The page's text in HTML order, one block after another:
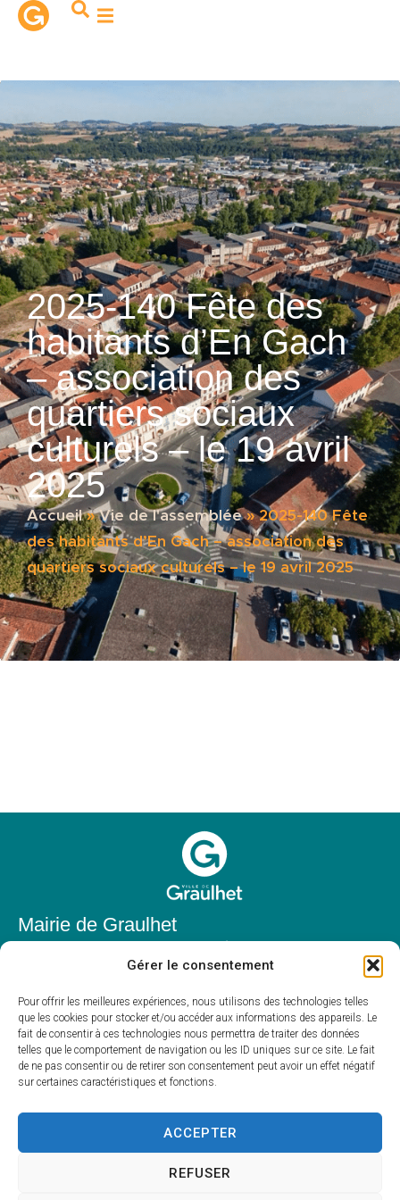
Gérer le consentement
Pour offrir les meilleures expériences, nous utilisons des technologies telles
que les cookies pour stocker et/ou accéder aux informations des appareils. Le
fait de consentir à ces technologies nous permettra de traiter des données
telles que le comportement de navigation ou les ID uniques sur ce site. Le fait
de ne pas consentir ou de retirer son consentement peut avoir un effet négatif
sur certaines caractéristiques et fonctions.
ACCEPTER
REFUSER
principal
2025-140 Fête des
habitants d’En Gach
– association des
quartiers sociaux
culturels – le 19 avril
2025
Accueil»Vie de l'assemblée»2025-140 Fête
des habitants d’En Gach – association des
quartiers sociaux culturels – le 19 avril 2025
Mairie de Graulhet
81300 Graulhet
05 63 42 85 50
mairie@mairie-graulhet.fr
Horaires d'ouverture
Du lundi au vendredi :